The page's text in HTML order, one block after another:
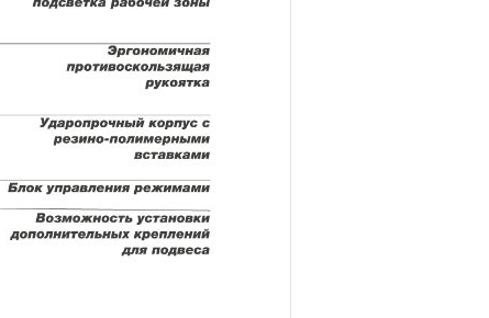
в эксплуатацию, но не
и OMBRA®
ГАРАНТИЯ», то есть,
имеющий дефект,
нарушений при его
использование
которые